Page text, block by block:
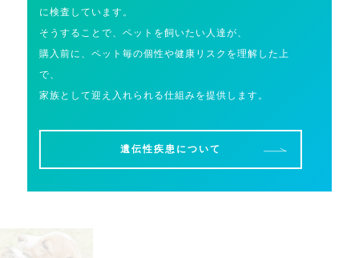
に検査しています。
そうすることで、ペットを飼いたい人達が、
購入前に、ペット毎の個性や健康リスクを理解した上
で、
家族として迎え入れられる仕組みを提供します。
遺伝性疾患について